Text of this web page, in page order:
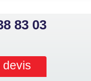
83 03
devis